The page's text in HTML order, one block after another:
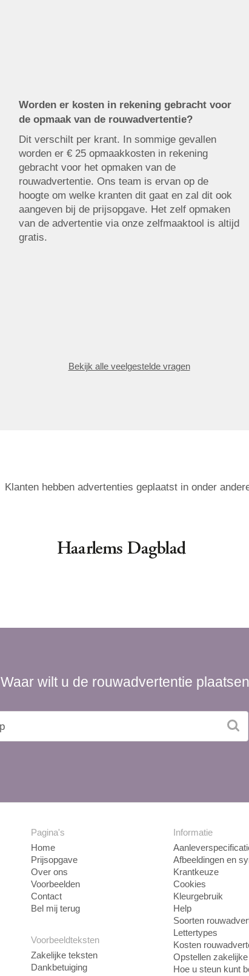
Worden er kosten in rekening gebracht voor
de opmaak van de rouwadvertentie?
Dit verschilt per krant. In sommige gevallen
worden er € 25 opmaakkosten in rekening
gebracht voor het opmaken van de
rouwadvertentie. Ons team is ervan op de
hoogte om welke kranten dit gaat en zal dit ook
aangeven bij de prijsopgave. Het zelf opmaken
van de advertentie via onze zelfmaaktool is altijd
gratis.
Bekijk alle veelgestelde vragen
Klanten hebben advertenties geplaatst in onder
Waar wilt u de rouwadvertentie
Pagina's
Home
Prijsopgave
Over ons
Voorbeelden
Contact
Bel mij terug
Voorbeeldteksten
Zakelijke teksten
Dankbetuiging
Informatie
Afbeeldingen en
Krantkeuze
Cookies
Kleurgebruik
Help
Soorten
Lettertypes
Kosten
Opstellen
Hoe u steun kunt